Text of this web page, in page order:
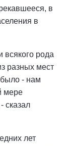
в
в
всякого рода
разных мест
было - нам
мере
сказал
лет